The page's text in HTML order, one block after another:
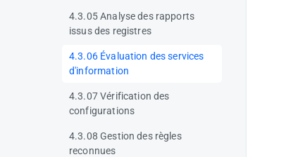
4.3.05 Analyse des rapports
issus des registres
4.3.06 Évaluation des services
d'information
4.3.07 Vérification des
configurations
4.3.08 Gestion des règles
reconnues